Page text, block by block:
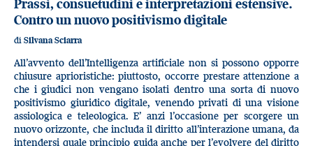
Prassi, consuetudini e interpretazioni estensive.
Contro un nuovo positivismo digitale
di Silvana Sciarra
All’avvento dell’Intelligenza artificiale non si possono opporre
chiusure aprioristiche: piuttosto, occorre prestare attenzione a
che i giudici non vengano isolati dentro una sorta di nuovo
positivismo giuridico digitale, venendo privati di una visione
assiologica e teleologica. E’ anzi l’occasione per scorgere un
nuovo orizzonte, che includa il diritto all’interazione umana, da
intendersi quale principio guida anche per l’evolvere del diritto